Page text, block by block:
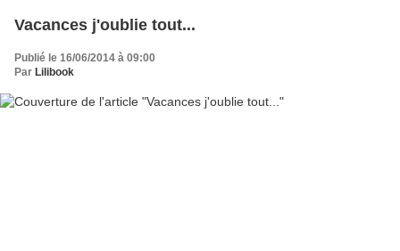
Vacances j'oublie tout...
Publié le 16/06/2014 à 09:00
Par Lilibook